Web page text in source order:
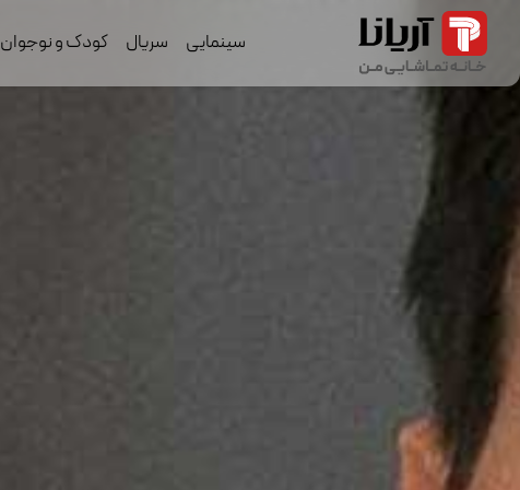
سینمایی سریال کودک و نوجوان